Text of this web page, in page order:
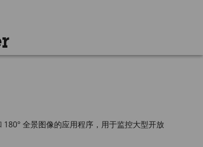
全景图像的应用程序，用于监控大型开放